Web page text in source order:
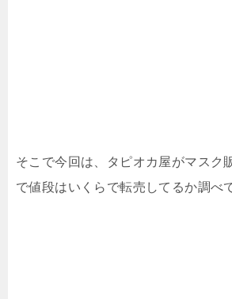
そこで今回は、タピオカ屋がマスク
で値段はいくらで転売してるか調べ